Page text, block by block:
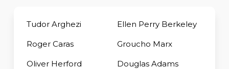
Tudor Arghezi Ellen Perry Berkeley
Roger Caras Groucho Marx
Oliver Herford Douglas Adams